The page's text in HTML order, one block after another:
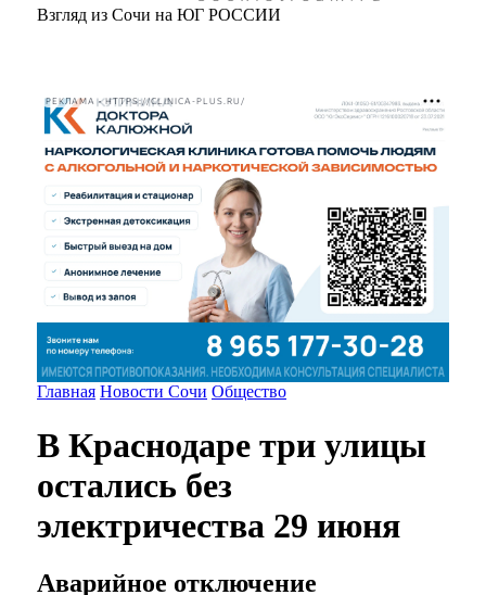
Взгляд из Сочи на ЮГ РОССИИ
РЕКЛАМА • HTTPS://CLINICA-PLUS.RU/
Главная Новости Сочи Общество
В Краснодаре три улицы
остались без
электричества 29 июня
Аварийное отключение